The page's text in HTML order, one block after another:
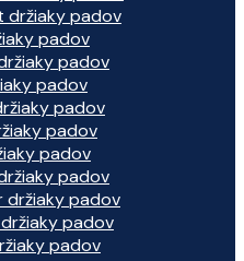
držiaky padov
padov
padov
padov
padov
padov
padov
padov
držiaky padov
padov
padov